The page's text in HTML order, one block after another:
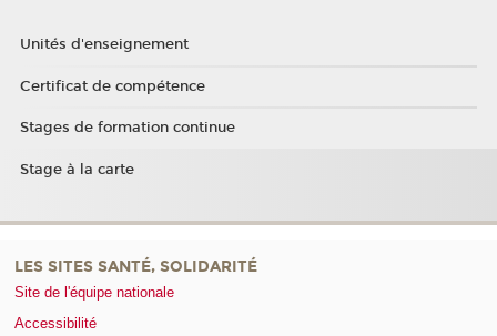
Unités d'enseignement
Certificat de compétence
Stages de formation continue
Stage à la carte
LES SITES SANTÉ, SOLIDARITÉ
Site de l'équipe nationale
Accessibilité